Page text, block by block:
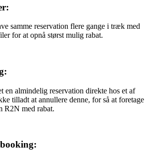
samme reservation flere gange i træk med
for at opnå størst mulig rabat.
en almindelig reservation direkte hos et af
tilladt at annullere denne, for så at foretage
R2N med rabat.